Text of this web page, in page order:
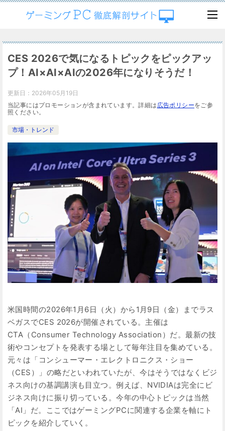
CES 2026で気になるトピックをピックアッ
プ！AI×AI×AIの2026年になりそうだ！
更新日： 2026年05月19日
当記事にはプロモーションが含まれています。詳細は 広告ポリシーをご参
照ください。
市場・トレンド
米国時間の2026年1月6日（火）から1月9日（金）までラス
ベガスでCES 2026が開催されている。主催は
CTA（Consumer Technology Association）だ。最新の技
術やコンセプトを発表する場として毎年注目を集めている。
元々は「コンシューマー・エレクトロニクス・ショー
（CES）」の略だといわれていたが、今はそうではなくビジ
ネス向けの基調講演も目立つ。例えば、NVIDIAは完全にビ
ジネス向けに振り切っている。今年の中心トピックは当然
「AI」だ。ここではゲーミングPCに関連する企業を軸にト
ピックを紹介していく。